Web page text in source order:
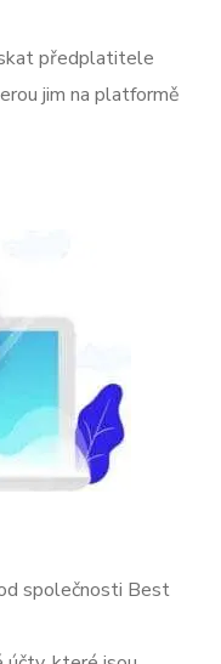
předplatitele
jim na platformě
společnosti Best